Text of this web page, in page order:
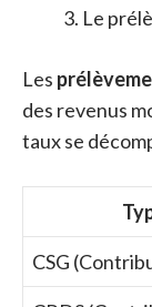
Le
Les
des revenus
taux se
CSG